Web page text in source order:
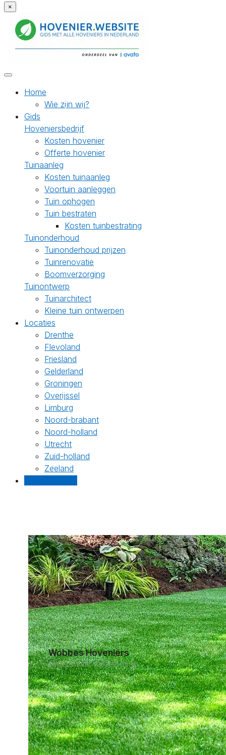
×
Home
Wie zijn wij?
Gids
Hoveniersbedrijf
Kosten hovenier
Offerte hovenier
Tuinaanleg
Kosten tuinaanleg
Voortuin aanleggen
Tuin ophogen
Tuin bestraten
Kosten tuinbestrating
Tuinonderhoud
Tuinonderhoud prijzen
Tuinrenovatie
Boomverzorging
Tuinontwerp
Tuinarchitect
Kleine tuin ontwerpen
Locaties
Drenthe
Flevoland
Friesland
Gelderland
Groningen
Overijssel
Limburg
Noord-brabant
Noord-holland
Utrecht
Zuid-holland
Zeeland
Wobbes Hoveniers
Easterein 8A, 9263PB Garijp